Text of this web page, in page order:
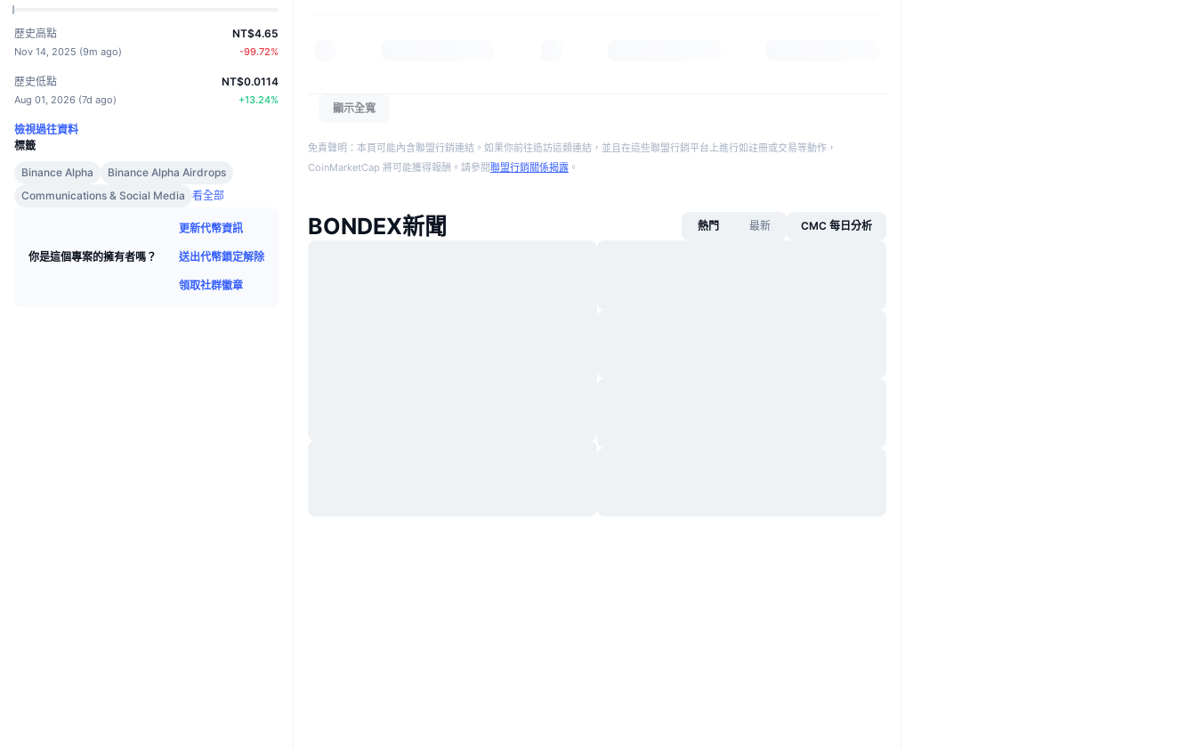
歷史高點
Nov 14, 2025 (9m ago)
NT$4.65
-99.72%
歷史低點
Aug 01, 2026 (7d ago)
NT$0.0114
+13.24%
檢視過往資料
標籤
Binance Alpha
Binance Alpha Airdrops
Communications & Social Media 看全部
你是這個專案的擁有者嗎？
更新代幣資訊
送出代幣鎖定解除
領取社群徽章
顯示全寬
免責聲明：本頁可能內含聯盟行銷連結。如果你前往造訪這類連結，並且在這些聯盟行銷平台上進行如註冊或交易等動作，
CoinMarketCap 將可能獲得報酬。請參閱聯盟行銷關係揭露 。
BONDEX新聞 熱門 最新 CMC 每日分析